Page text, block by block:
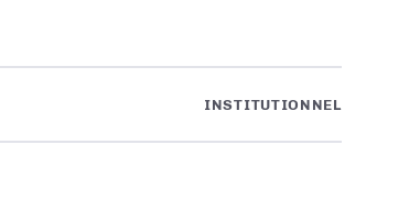
INSTITUTIONNEL